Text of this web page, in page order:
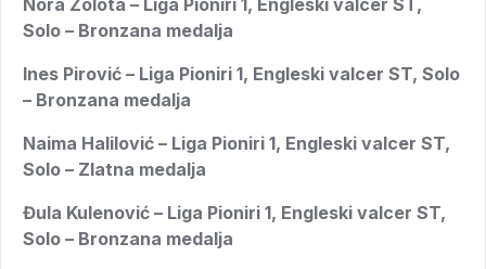
Solo – Bronzana medalja
Ines Pirović – Liga Pioniri 1, Engleski valcer ST, Solo
– Bronzana medalja
Naima Halilović – Liga Pioniri 1, Engleski valcer ST,
Solo – Zlatna medalja
Đula Kulenović – Liga Pioniri 1, Engleski valcer ST,
Solo – Bronzana medalja